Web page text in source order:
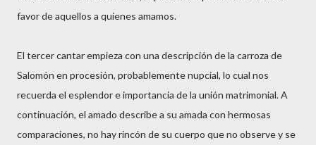
favor de aquellos a quienes amamos.
El tercer cantar empieza con una descripción de la carroza de
Salomón en procesión, probablemente nupcial, lo cual nos
recuerda el esplendor e importancia de la unión matrimonial. A
continuación, el amado describe a su amada con hermosas
comparaciones, no hay rincón de su cuerpo que no observe y se